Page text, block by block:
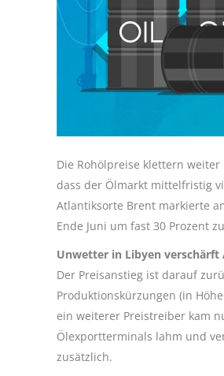
Die Rohölpreise klettern
dass der Ölmarkt mittelfristig
Atlantiksorte Brent markierte
Ende Juni um fast 30 Prozent
Unwetter in Libyen verschärft
Der Preisanstieg ist darauf
Produktionskürzungen (in
ein weiterer Preistreiber kam
Ölexportterminals lahm und
zusätzlich.